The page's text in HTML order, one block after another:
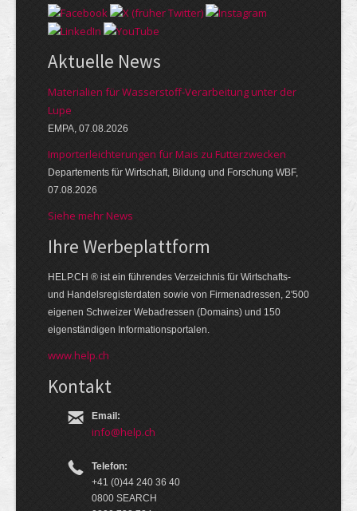
Aktuelle News
Materialien für Wasserstoff-Verarbeitung unter der
Lupe
EMPA, 07.08.2026
Importerleichterungen für Mais zu Futterzwecken
Departements für Wirtschaft, Bildung und Forschung WBF,
07.08.2026
Siehe mehr News
Ihre Werbe­platt­form
HELP.CH ® ist ein führendes Ver­zeich­nis für Wirt­schafts-
und Handels­register­daten so­wie von Firmen­adressen, 2'500
eige­nen Schweizer Web­adressen (Domains) und 150
eigen­ständigen Infor­mations­por­talen.
www.help.ch
Kontakt
Email:
info@help.ch
Telefon:
+41 (0)44 240 36 40
0800 SEARCH